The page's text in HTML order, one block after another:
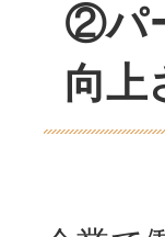
②パ
向上